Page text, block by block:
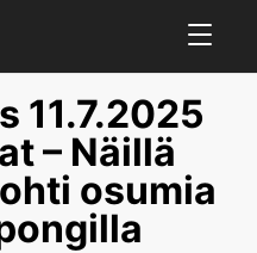
11.7.2025
– Näillä
osumia